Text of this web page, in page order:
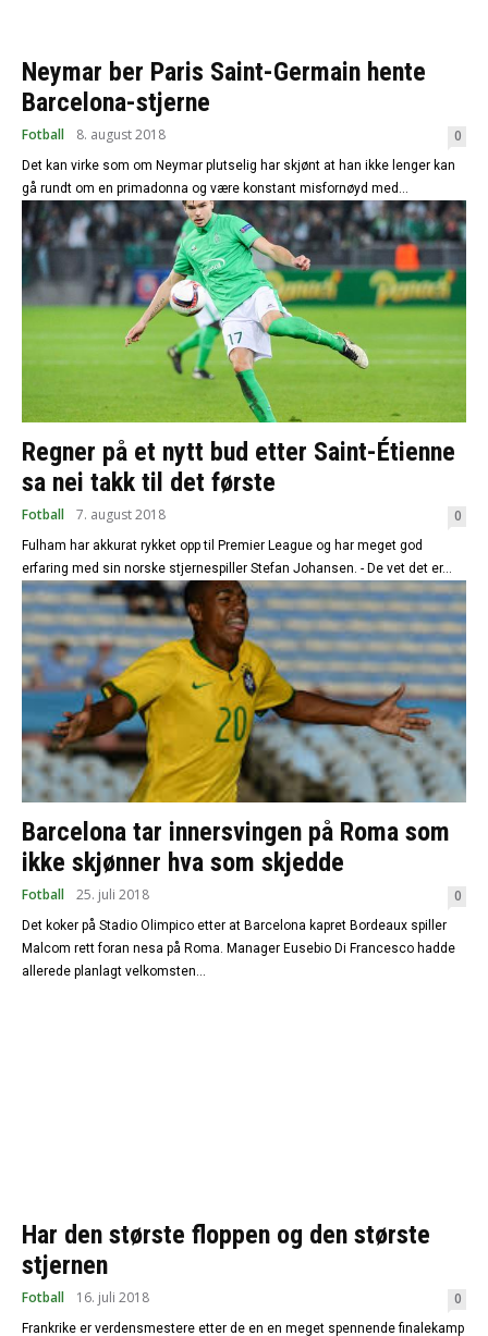
Neymar ber Paris Saint-Germain hente
Barcelona-stjerne
Fotball 8. august 2018 0
Det kan virke som om Neymar plutselig har skjønt at han ikke lenger kan
gå rundt om en primadonna og være konstant misfornøyd med...
Regner på et nytt bud etter Saint-Étienne
sa nei takk til det første
Fotball 7. august 2018 0
Fulham har akkurat rykket opp til Premier League og har meget god
erfaring med sin norske stjernespiller Stefan Johansen. - De vet det er...
Barcelona tar innersvingen på Roma som
ikke skjønner hva som skjedde
Fotball 25. juli 2018 0
Det koker på Stadio Olimpico etter at Barcelona kapret Bordeaux spiller
Malcom rett foran nesa på Roma. Manager Eusebio Di Francesco hadde
allerede planlagt velkomsten...
Har den største floppen og den største
stjernen
Fotball 16. juli 2018 0
Frankrike er verdensmestere etter de en en meget spennende finalekamp